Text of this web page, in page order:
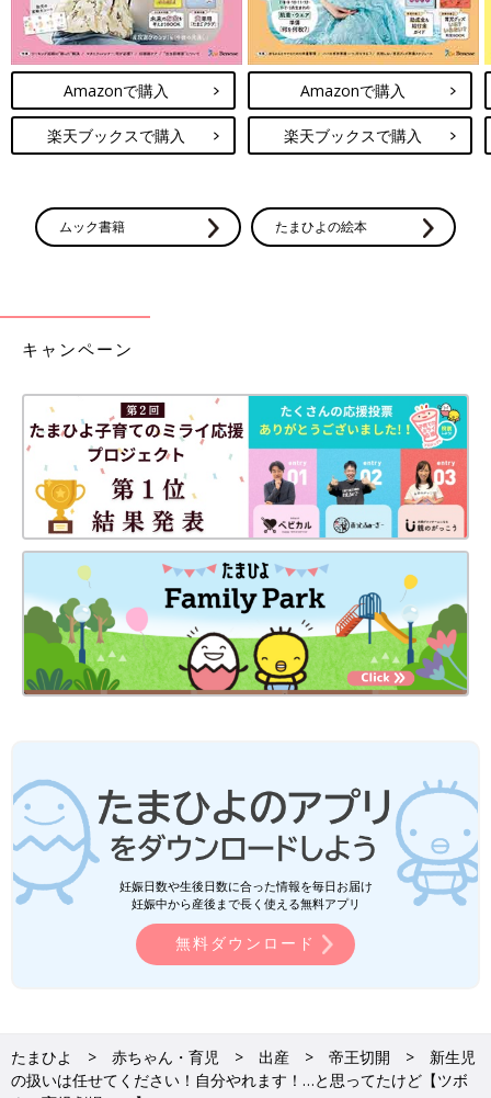
Amazonで購入
楽天ブックスで購入
Amazonで購入
楽天ブックスで購入
ムック書籍 たまひよの絵本
キャンペーン
妊娠日数や生後日数に合った情報を毎日お届け
妊娠中から産後まで長く使える無料アプリ
無料ダウンロード
たまひよ 赤ちゃん・育児 出産 帝王切開
新生児
の扱いは任せてください！自分やれます！…と思ってたけど【ツボ